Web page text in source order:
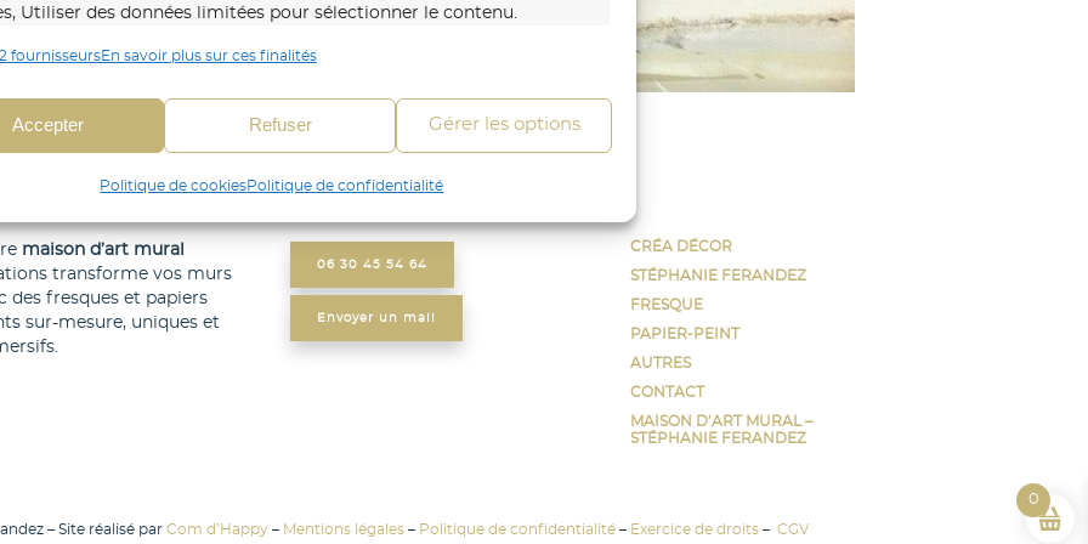
Utiliser des données limitées pour sélectionner le contenu.
en correspondance et combiner des données à partir
sources de données, Relier différents appareils,
automatiquement.
les appareils à partir des informations demandées
fournisseursEn savoir plus sur ces finalités
Accepter Refuser Gérer les options
Politique de cookiesPolitique de confidentialité
maison d’art mural
transforme vos murs
des fresques et papiers
sur-mesure, uniques et
06 30 45 54 64
Envoyer un mail
CRÉA DÉCOR
STÉPHANIE FERANDEZ
FRESQUE
PAPIER-PEINT
AUTRES
CONTACT
MAISON D’ART MURAL –
STÉPHANIE FERANDEZ
– Site réalisé par Com d’Happy– Mentions légales–Politique de confidentialité– Exercice de droits– CGV
0